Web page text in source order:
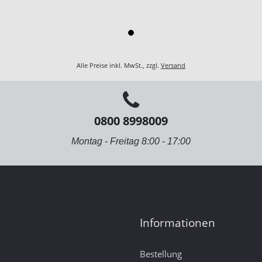
Alle Preise inkl. MwSt., zzgl. Versand
0800 8998009
Montag - Freitag 8:00 - 17:00
Informationen
Bestellung